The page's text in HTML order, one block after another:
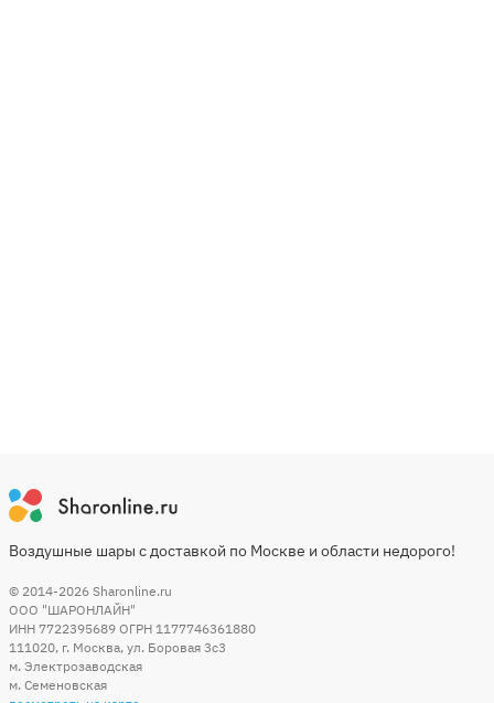
Воздушные шары с доставкой по Москве и области недорого!
© 2014-2026 Sharonline.ru
ООО "ШАРОНЛАЙН"
ИНН 7722395689 ОГРН 1177746361880
111020, г. Москва, ул. Боровая 3c3
м. Электрозаводская
м. Семеновская